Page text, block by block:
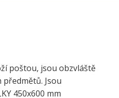
poštou, jsou obzvláště
Jsou
450x600 mm